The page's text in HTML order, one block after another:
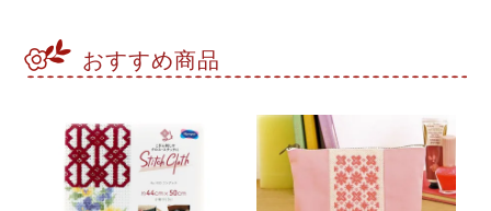
おすすめ商品